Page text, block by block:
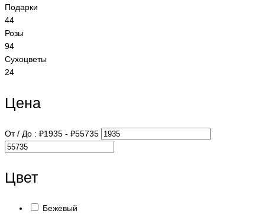
Подарки
44
Розы
94
Сухоцветы
24
Цена
От / До : ₽1935 - ₽55735
Цвет
Бежевый